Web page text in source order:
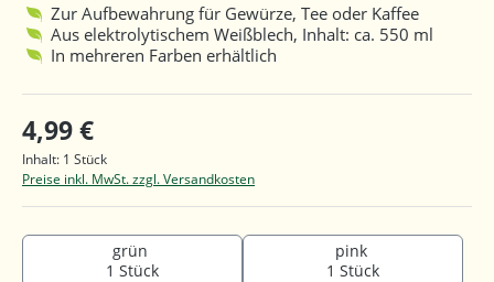
Zur Aufbewahrung für Gewürze, Tee oder Kaffee
Aus elektrolytischem Weißblech, Inhalt: ca. 550 ml
In mehreren Farben erhältlich
4,99 €
Inhalt: 1 Stück
Preise inkl. MwSt. zzgl. Versandkosten
grün
1 Stück
pink
1 Stück